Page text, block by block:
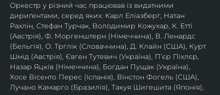
Оркестр у різний час працював із видатними
дириґентами, серед яких: Карл Еліазберг, Натан
Рахлін, Стефан Турчак, Володимир Кожухар, К. Етті
(Австрія), Ф. Моргенштерн (Німеччина), В. Ленардс
(Бельгія), О. Трглік (Словаччина), Д. Клайн (США), Курт
Шмід (Австрія), Євген Тутевич (Україна), П’єр Піхлєр,
Назар Яцків (Німеччина), Богдан Пущак (Україна),
Хосе Вісенто Перес (Іспанія), Вінстон Фогель (США),
Лучано Камарго (Бразилія), Такуя Шигешита (Японія),